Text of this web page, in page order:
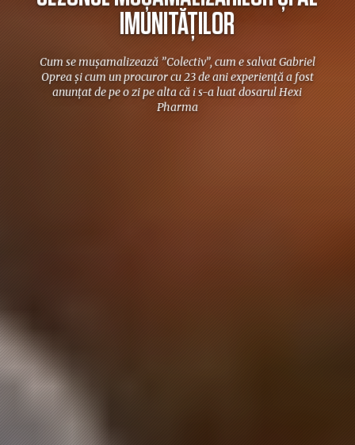
IMUNITĂȚILOR
Cum se mușamalizează ”Colectiv”, cum e salvat Gabriel
Oprea și cum un procuror cu 23 de ani experiență a fost
anunțat de pe o zi pe alta că i s-a luat dosarul Hexi
Pharma